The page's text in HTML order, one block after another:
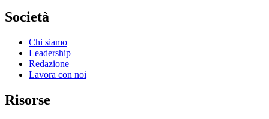
Società
Chi siamo
Leadership
Redazione
Lavora con noi
Risorse